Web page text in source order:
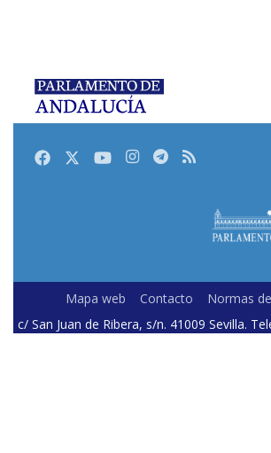
FacebookTwitterYoutubeInstagram
Telegram
RSS
Mapa web Contacto Normas
c/ San Juan de Ribera, s/n. 41009 Sevilla.